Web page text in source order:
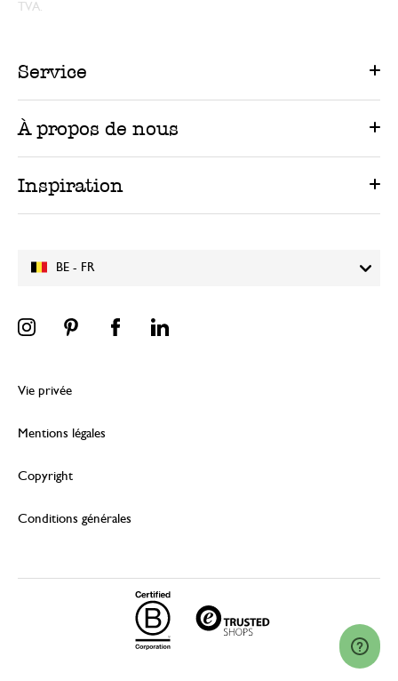
BE - FR
TVA.
Service
À propos de nous
Inspiration
Vie privée
Mentions légales
Copyright
Conditions générales